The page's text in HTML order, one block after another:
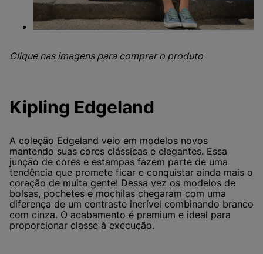
Clique nas imagens para comprar o produto
Kipling Edgeland
A coleção Edgeland veio em modelos novos
mantendo suas cores clássicas e elegantes. Essa
junção de cores e estampas fazem parte de uma
tendência que promete ficar e conquistar ainda mais o
coração de muita gente! Dessa vez os modelos de
bolsas, pochetes e mochilas chegaram com uma
diferença de um contraste incrível combinando branco
com cinza. O acabamento é premium e ideal para
proporcionar classe à execução.